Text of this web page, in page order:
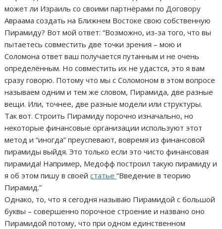
может ли Израиль со своими партнёрами по Договору
Авраама создать на Ближнем Востоке свою собственную
Пирамиду? Вот мой ответ: “Возможно, из-за того, что вы
пытаетесь совместить две точки зрения – мою и
Соломона ответ ваш получается путанным и не очень
определённым. Но совместить их не удастся, это я вам
сразу говорю. Потому что мы с Соломоном в этом вопросе
называем одним и тем же словом, Пирамида, две разные
вещи. Или, точнее, две разные модели или структуры.
Так вот. Строить Пирамиду порочно изначально, но
некоторые финансовые организации используют этот
метод и “иногда” преуспевают, вовремя из финансовой
пирамиды выйдя. Это только если это чисто финансовая
пирамида! Например, Медофф построил такую пирамиду и
я об этом пишу в своейстатье“Введение в теорию
Пирамид.”
Однако, то, что я сегодня называю Пирамидой с большой
буквы – совершенно порочное строение и названо оно
Пирамидой потому, что при одном единственном